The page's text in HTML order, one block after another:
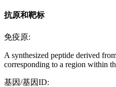
抗原和靶标
免疫原:
A synthesized peptide derived
corresponding to a region within
基因/基因ID: